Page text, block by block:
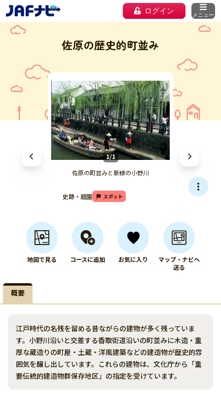
ログイン メニュー
佐原の歴史的町並み
1/1
佐原の町並みと新緑の小野川
史跡・庭園 スポット
地図で見る コースに追加 お気に入り
マップ・ナビへ
送る
概要
江戸時代の名残を留める昔ながらの建物が多く残っていま
す。小野川沿いと交差する香取街道沿いの町並みに木造・重
厚な蔵造りの町屋・土蔵・洋風建築などの建造物が歴史的雰
囲気を醸し出しています。これらの建物は、文化庁から「重
要伝統的建造物群保存地区」の指定を受けています。